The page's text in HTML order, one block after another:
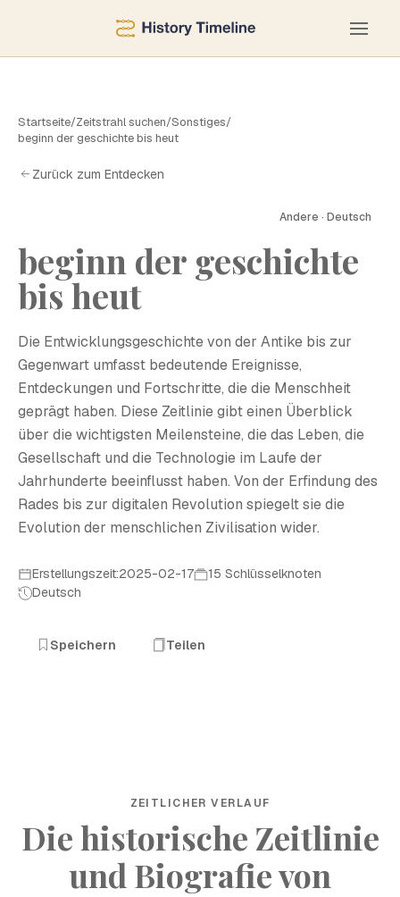
Startseite/Zeitstrahl suchen/Sonstiges/
beginn der geschichte bis heut
Zurück zum Entdecken
Andere · Deutsch
beginn der geschichte
bis heut
Die Entwicklungsgeschichte von der Antike bis zur
Gegenwart umfasst bedeutende Ereignisse,
Entdeckungen und Fortschritte, die die Menschheit
geprägt haben. Diese Zeitlinie gibt einen Überblick
über die wichtigsten Meilensteine, die das Leben, die
Gesellschaft und die Technologie im Laufe der
Jahrhunderte beeinflusst haben. Von der Erfindung des
Rades bis zur digitalen Revolution spiegelt sie die
Evolution der menschlichen Zivilisation wider.
Erstellungszeit:2025-02-17
15 Schlüsselknoten
Deutsch
Speichern Teilen
ZEITLICHER VERLAUF
Die historische Zeitlinie
und Biografie von